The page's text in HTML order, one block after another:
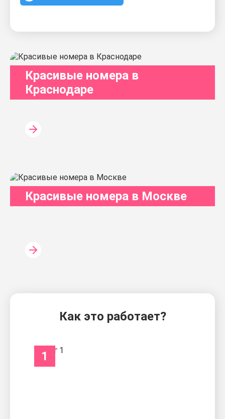
Красивые номера в
Краснодаре
Красивые номера в Москве
Как это работает?
1